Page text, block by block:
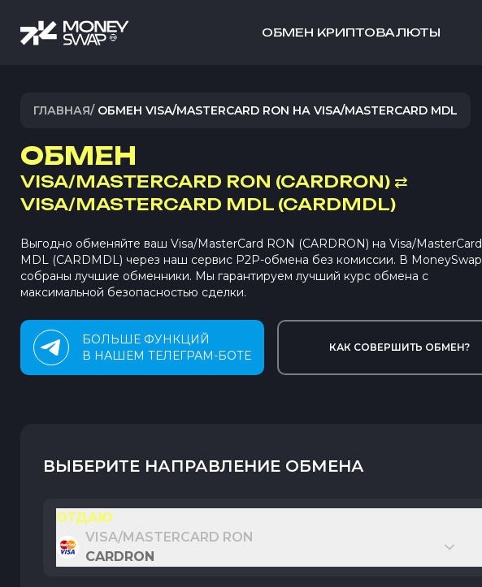
ОБМЕН КРИПТОВАЛЮТЫ
ГЛАВНАЯ/ ОБМЕН VISA/MASTERCARD RON НА VISA/MASTERCARD MDL
ОБМЕН
VISA/MASTERCARD RON (CARDRON) ⇄
VISA/MASTERCARD MDL (CARDMDL)
Выгодно обменяйте ваш Visa/MasterCard RON (CARDRON) на Visa/MasterCard
MDL (CARDMDL) через наш сервис P2P-обмена без комиссии. В MoneySwap
собраны лучшие обменники. Мы гарантируем лучший курс обмена с
максимальной безопасностью сделки.
БОЛЬШЕ ФУНКЦИЙ
В НАШЕМ ТЕЛЕГРАМ-БОТЕ
КАК СОВЕРШИТЬ ОБМЕН?
ВЫБЕРИТЕ НАПРАВЛЕНИЕ ОБМЕНА
ОТДАЮ
VISA/MASTERCARD RON
CARDRON